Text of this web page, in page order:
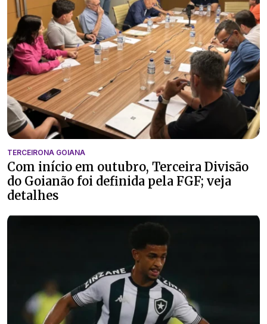
TERCEIRONA GOIANA
Com início em outubro, Terceira Divisão
do Goianão foi definida pela FGF; veja
detalhes